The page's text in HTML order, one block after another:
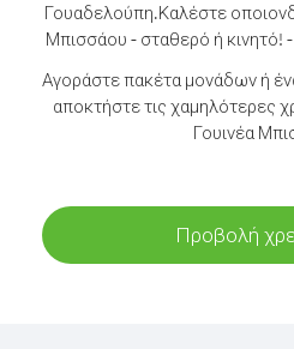
Γουαδελούπη.Καλέστε
Μπισσάου - σταθερό ή κινητό!
Αγοράστε πακέτα μονάδων ή
αποκτήστε τις χαμηλότερες
Γουινέα
Προβολή